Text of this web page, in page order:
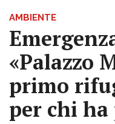
AMBIENTE
«Palazzo
primo
per chi